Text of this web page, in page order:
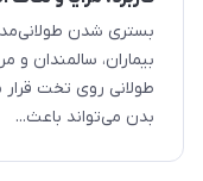
بستری شدن
بیماران، سالمندان و
طولانی روی تخت قرار
بدن می‌تواند باعث...